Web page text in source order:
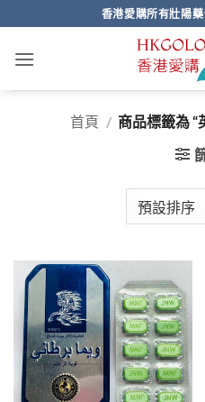
to
content
香港愛購所有壯陽
首頁 / 商品標籤為 “